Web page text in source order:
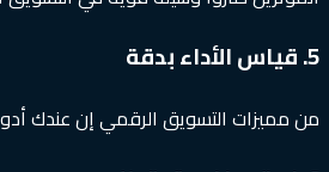
5. قياس الأداء بدقة
من مميزات التسويق الرقمي إن عندك